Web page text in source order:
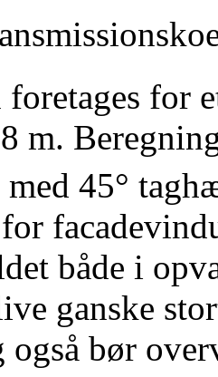
foretages for
m.
med 45°
både i
ganske
bør